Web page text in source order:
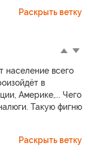
Раскрыть ветку
население всего
в
Америке,... Чего
Такую фигню
Раскрыть ветку